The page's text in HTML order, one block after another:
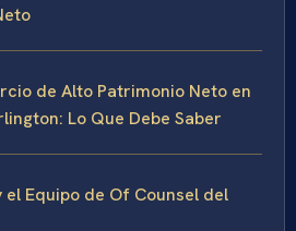
de Alto Patrimonio Neto en
Lo Que Debe Saber
el Equipo de Of Counsel del